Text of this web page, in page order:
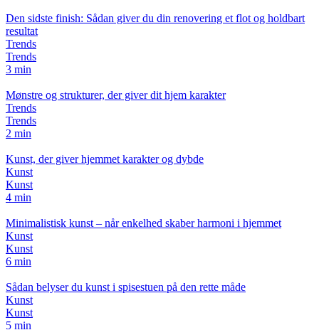
Den sidste finish: Sådan giver du din renovering et flot og holdbart
resultat
Trends
Trends
3 min
Mønstre og strukturer, der giver dit hjem karakter
Trends
Trends
2 min
Kunst, der giver hjemmet karakter og dybde
Kunst
Kunst
4 min
Minimalistisk kunst – når enkelhed skaber harmoni i hjemmet
Kunst
Kunst
6 min
Sådan belyser du kunst i spisestuen på den rette måde
Kunst
Kunst
5 min